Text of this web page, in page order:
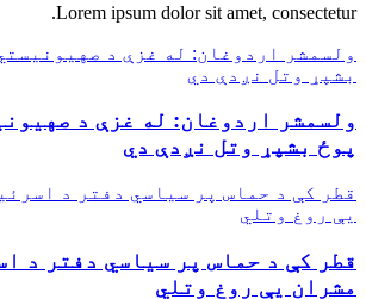
Lorem ipsum dolor sit amet, consectetur.
ولسمشر اردوغان: له غزې د
بشپړ وتل نږدې دي
ولسمشر اردوغان: له غزې د
پوځ بشپړ وتل نږدې دي
قطر کې د حماس پر سیاسي دفتر د
یې روغ وتلي
قطر کې د حماس پر سیاسي دفتر د
مشران یې روغ وتلي